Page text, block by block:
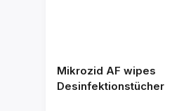
Mikrozid AF wipes
Desinfektionstücher